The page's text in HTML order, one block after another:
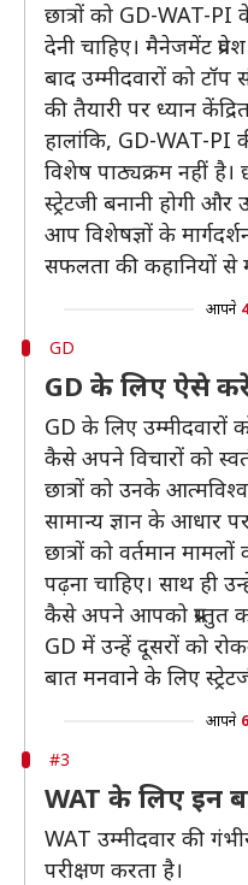
छात्रों को GD-WAT-
देनी चाहिए। मैनेजमेंट
बाद उम्मीदवारों को टॉप
की तैयारी पर ध्यान
हालांकि, GD-WAT-PI
विशेष पाठ्यक्रम नहीं है।
स्ट्रेटजी बनानी होगी
आप विशेषज्ञों के
सफलता की कहानियों
आपने
GD
GD के लिए ऐसे करें
GD के लिए उम्मीदवारों
कैसे अपने विचारों को
छात्रों को उनके
सामान्य ज्ञान के आधार
छात्रों को वर्तमान
पढ़ना चाहिए। साथ ही
कैसे अपने आपको प्रस्तुत
GD में उन्हें दूसरों को
बात मनवाने के लिए
आपने
#3
WAT के लिए इन
WAT उम्मीदवार की
परीक्षण करता है।